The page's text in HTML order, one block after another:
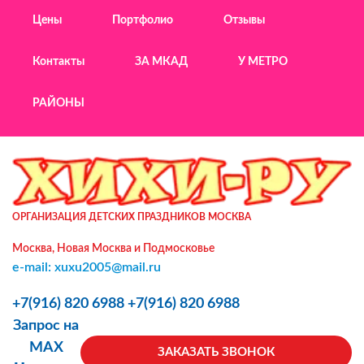
Цены Портфолио Отзывы
Контакты ЗА МКАД У МЕТРО
РАЙОНЫ
ОРГАНИЗАЦИЯ ДЕТСКИХ ПРАЗДНИКОВ МОСКВА
Москва, Новая Москва и Подмосковье
e-mail: xuxu2005@mail.ru
+7(916) 820 6988 +7(916) 820 6988
ЗАКАЗАТЬ ЗВОНОК
Запрос на
MAX